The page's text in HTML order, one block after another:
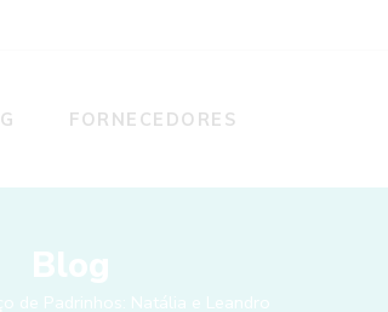
FORNECEDORES
Blog
de Padrinhos: Natália e Leandro